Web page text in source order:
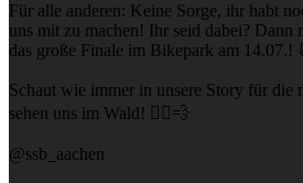
Für alle anderen: Keine Sorge, ihr habt
uns mit zu machen! Ihr seid dabei? Dann
das große Finale im Bikepark am
Schaut wie immer in unsere Story für die
sehen uns im Wald! 🚴‍♂️💨
@ssb_aachen